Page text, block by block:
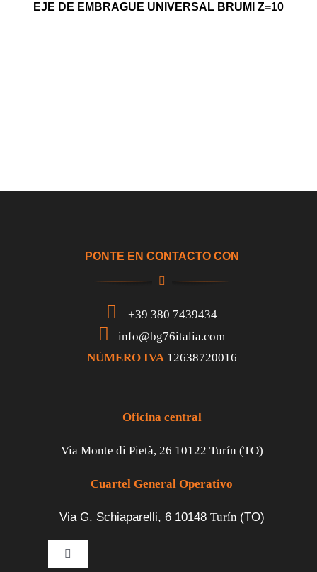
EJE DE EMBRAGUE UNIVERSAL BRUMI Z=10
PONTE EN CONTACTO CON
+39 380 7439434
info@bg76italia.com
NÚMERO IVA 12638720016
Oficina central
Via Monte di Pietà, 26 10122 Turín (TO)
Cuartel General Operativo
Via G. Schiaparelli, 6 10148 Turín (TO)
Toggle